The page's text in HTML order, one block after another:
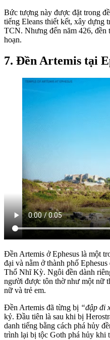
Bức tượng này được đặt trong
tiếng Eleans thiết kết, xây dựng
TCN. Nhưng đến năm 426, đền
hoạn.
7. Đền Artemis tại
Đền Artemis ở Ephesus là một
đại và nằm ở thành phố
Thổ Nhĩ Kỳ. Ngôi đền dành
người được tôn thờ như một nữ
nữ và trẻ em.
Đền Artemis đã từng bị “đập đi
kỷ. Đầu tiên là sau khi bị
danh tiếng bằng cách phá hủy
trình lại bị tộc Goth phá hủy khi